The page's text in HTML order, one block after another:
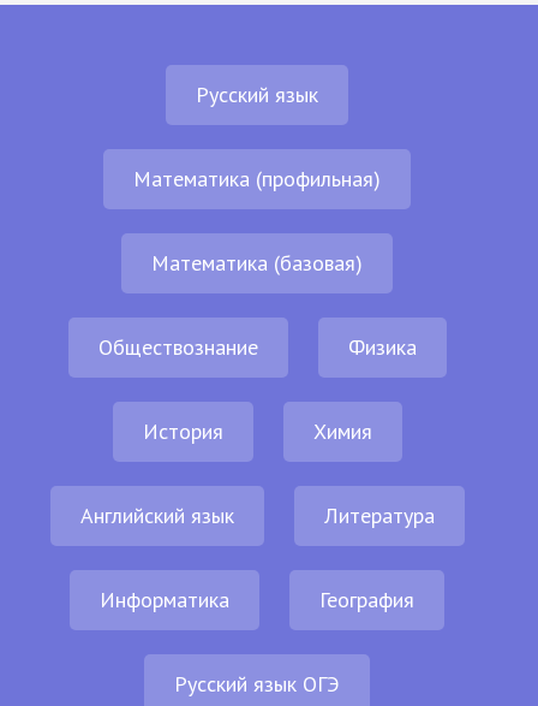
Русский язык
Математика (профильная)
Математика (базовая)
Обществознание Физика
История Химия
Английский язык Литература
Информатика География
Русский язык ОГЭ